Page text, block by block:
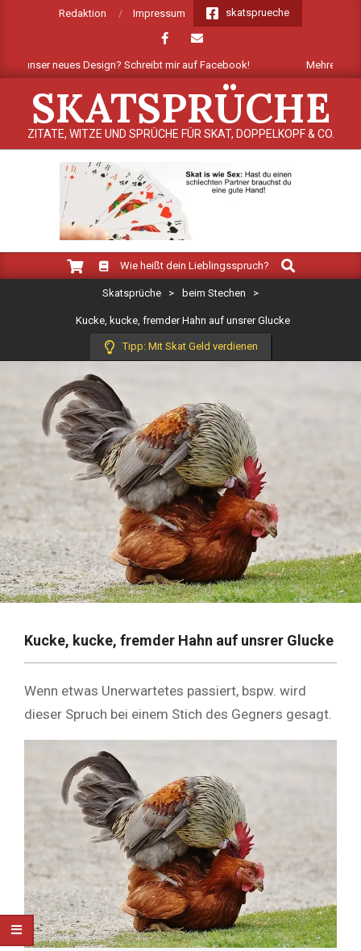
Redaktion Impressum skatsprueche
neues Design? Schreibt mir auf Facebook! Mehrere
SKATSPRÜCHE
ZITATE, WITZE UND SPRÜCHE FÜR SKAT, DOPPELKOPF & CO.
Navigation
Wie heißt dein Lieblingsspruch?
Search
Skatsprüche > beim Stechen >
Kucke, kucke, fremder Hahn auf unsrer Glucke
Tipp: Mit Skat Geld verdienen
Kucke, kucke, fremder Hahn auf unsrer Glucke
Wenn etwas Unerwartetes passiert, bspw. wird
dieser Spruch bei einem Stich des Gegners gesagt.